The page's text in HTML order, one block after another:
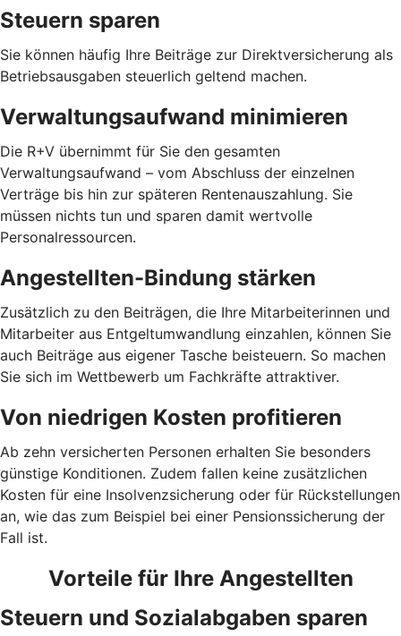
Steuern sparen
Sie können häufig Ihre Beiträge zur Direktversicherung als
Betriebsausgaben steuerlich geltend machen.
Verwaltungsaufwand minimieren
Die R+V übernimmt für Sie den gesamten
Verwaltungsaufwand – vom Abschluss der einzelnen
Verträge bis hin zur späteren Rentenauszahlung. Sie
müssen nichts tun und sparen damit wertvolle
Personalressourcen.
Angestellten-Bindung stärken
Zusätzlich zu den Beiträgen, die Ihre Mitarbeiterinnen und
Mitarbeiter aus Entgeltumwandlung einzahlen, können Sie
auch Beiträge aus eigener Tasche beisteuern. So machen
Sie sich im Wettbewerb um Fachkräfte attraktiver.
Von niedrigen Kosten profitieren
Ab zehn versicherten Personen erhalten Sie besonders
günstige Konditionen. Zudem fallen keine zusätzlichen
Kosten für eine Insolvenzsicherung oder für Rückstellungen
an, wie das zum Beispiel bei einer Pensionssicherung der
Fall ist.
Vorteile für Ihre Angestellten
Steuern und Sozialabgaben sparen